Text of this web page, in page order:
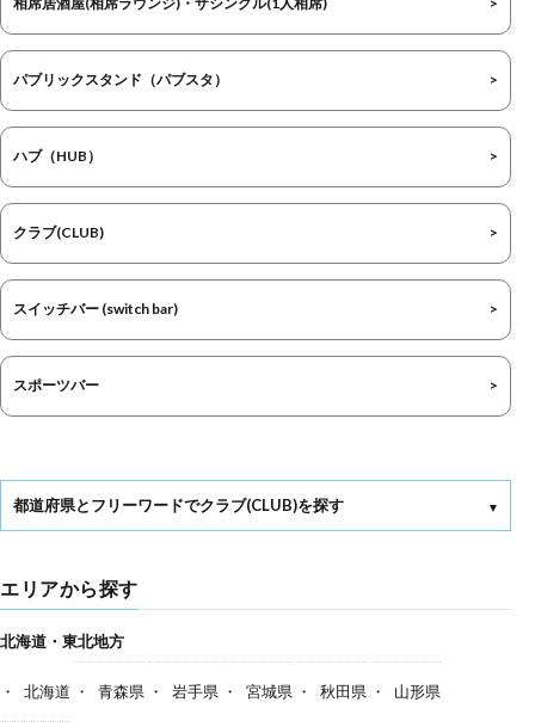
パブリックスタンド（パブスタ）
ハブ（HUB）
クラブ(CLUB)
スイッチバー (switch bar)
スポーツバー
都道府県とフリーワードでクラブ(CLUB)を探す
エリアから探す
北海道・東北地方
北海道 青森県 岩手県 宮城県 秋田県 山形県